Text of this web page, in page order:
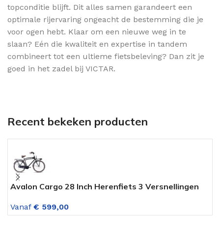
topconditie blijft. Dit alles samen garandeert een
optimale rijervaring ongeacht de bestemming die je
voor ogen hebt. Klaar om een nieuwe weg in te
slaan? Eén die kwaliteit en expertise in tandem
combineert tot een ultieme fietsbeleving? Dan zit je
goed in het zadel bij VICTAR.
Recent bekeken producten
Avalon Cargo 28 Inch Herenfiets 3 Versnellingen
Vanaf € 599,00